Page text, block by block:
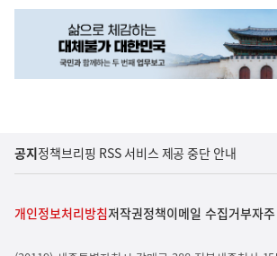
공지정책브리핑 RSS 서비스 제공 중단 안내
개인정보처리방침저작권정책이메일 수집거부자